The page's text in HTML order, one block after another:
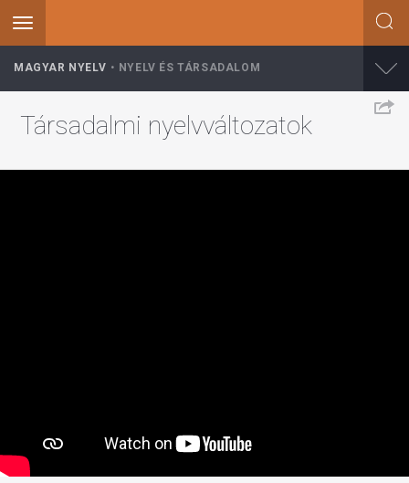
tartalomra
Toggle
navigation
Társadalmi nyelvváltozatok
MAGYAR NYELV NYELV ÉS TÁRSADALOM